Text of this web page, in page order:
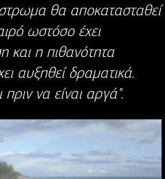
θα αποκατασταθεί
ωστόσο έχει
και η πιθανότητα
αυξηθεί δραματικά.
να είναι αργά".